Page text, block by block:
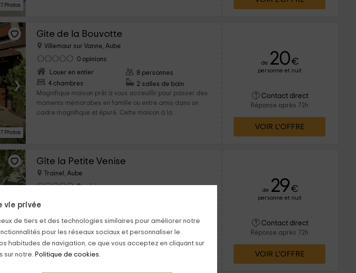
vie privée
de tiers et des technologies similaires pour améliorer notre
pour les réseaux sociaux et personnaliser le
habitudes de navigation, ce que vous acceptez en cliquant sur
sur notre. Politique de cookies.
Photos
›
Photos
Gite de la Bouvotte
Villemaur sur Vanne, Aube
0 opinions
Louer en entier
4 chambres
8 personnes
2 salles de bain
Magnifique maison prêt à vous acceuillir pour passer des
moments mémorabes en famille ou entre amis dans un
cadre magnifique et épuré. Cette maison à la...
de 20€
personne et nuit
Contact direct
Réponse après 72h
VOIR L’OFFRE
›
Gîte la Petite Venise
Trainel, Aube
0 opinions
Laissez vous séduire par les beaux paysages, la nature et
la richesse du patriomoine culturel de cette région! Si vous
envisagez vous retrouver dans un coin de detente et
de 29€
personne et nuit
Contact direct
Réponse après 72h
VOIR L’OFFRE